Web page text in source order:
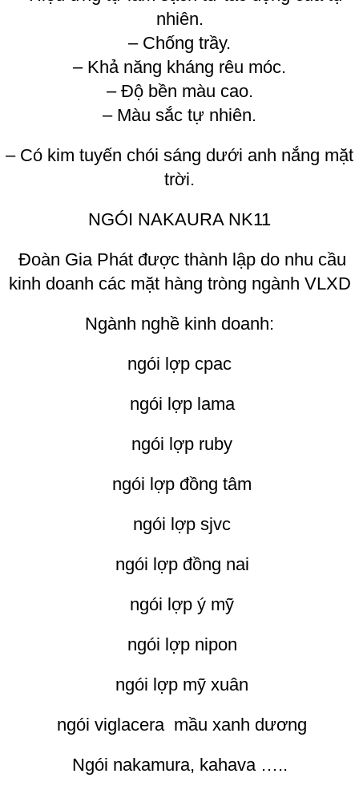
nhiên.
– Chống trầy.
– Khả năng kháng rêu móc.
– Độ bền màu cao.
– Màu sắc tự nhiên.
– Có kim tuyến chói sáng dưới anh nắng mặt
trời.
NGÓI NAKAURA NK11
Đoàn Gia Phát được thành lập do nhu cầu
kinh doanh các mặt hàng tròng ngành VLXD
Ngành nghề kinh doanh:
ngói lợp cpac
ngói lợp lama
ngói lợp ruby
ngói lợp đồng tâm
ngói lợp sjvc
ngói lợp đồng nai
ngói lợp ý mỹ
ngói lợp nipon
ngói lợp mỹ xuân
ngói viglacera mầu xanh dương
Ngói nakamura, kahava …..